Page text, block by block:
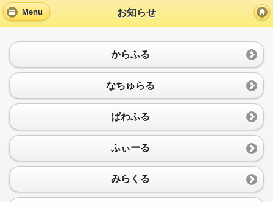
Menu お知らせ
からふる
なちゅらる
ぱわふる
ふぃーる
みらくる